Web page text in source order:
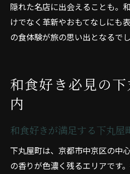
隠れた名店に出会えることも。
けでなく革新やおもてなしにも
の食体験が旅の思い出となるでし
和食好き必見の
内
和食好きが満足する下丸屋
下丸屋町は、京都市中京区の中
の香りが色濃く残るエリアです